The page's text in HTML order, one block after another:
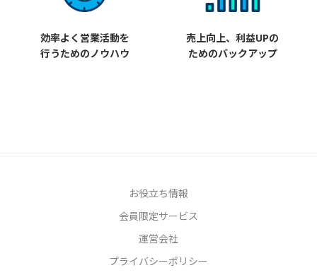
効率よく営業活動を
行うためのノウハウ
売上向上、利益UPの
ためのバックアップ
お役立ち情報
会員限定サービス
運営会社
プライバシーポリシー